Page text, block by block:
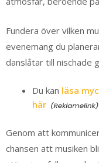
Fundera över vilken
evenemang du
danslåtar till nischade
Du kan läsa
här
Genom att
chansen att musiken